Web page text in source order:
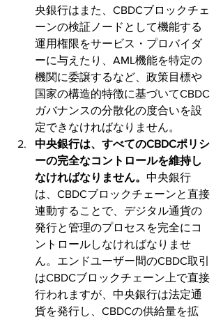
央銀行はまた、CBDCブロックチェ
ーンの検証ノードとして機能する
運用権限をサービス・プロバイダ
ーに与えたり、AML機能を特定の
機関に委譲するなど、政策目標や
国家の構造的特徴に基づいてCBDC
ガバナンスの分散化の度合いを設
定できなければなりません。
中央銀行は、すべてのCBDCポリシ
ーの完全なコントロールを維持し
なければなりません。 中央銀行
は、CBDCブロックチェーンと直接
連動することで、デジタル通貨の
発行と管理のプロセスを完全にコ
ントロールしなければなりませ
ん。エンドユーザー間のCBDC取引
はCBDCブロックチェーン上で直接
行われますが、中央銀行は法定通
貨を発行し、CBDCの供給量を拡